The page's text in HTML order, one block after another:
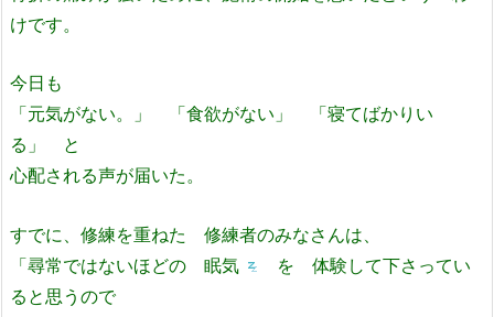
けです。
今日も
「元気がない。」 「食欲がない」 「寝てばかりい
る」 と
心配される声が届いた。
すでに、修練を重ねた 修練者のみなさんは、
「尋常ではないほどの 眠気
を 体験して下さってい
ると思うので